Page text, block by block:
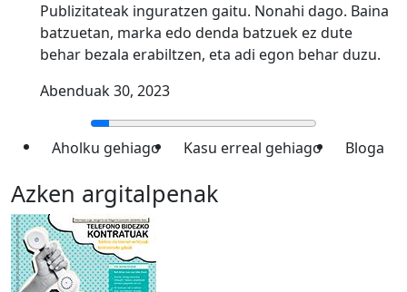
Publizitateak inguratzen gaitu. Nonahi dago. Baina
batzuetan, marka edo denda batzuek ez dute
behar bezala erabiltzen, eta adi egon behar duzu.
Abenduak 30, 2023
Aholku gehiago Kasu erreal gehiago Bloga
Azken argitalpenak